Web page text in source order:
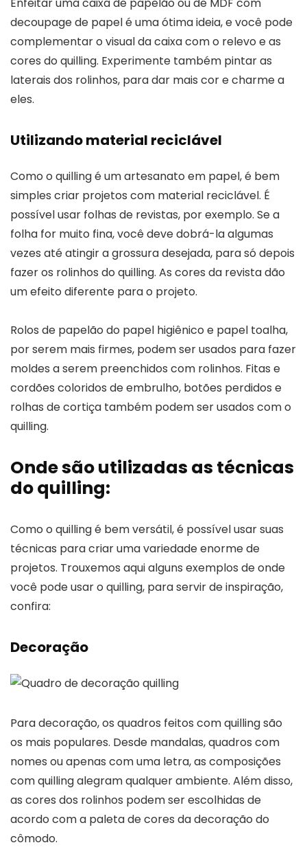
decoupage de papel é uma ótima ideia, e você pode
complementar o visual da caixa com o relevo e as
cores do quilling. Experimente também pintar as
laterais dos rolinhos, para dar mais cor e charme a
eles.
Utilizando material reciclável
Como o quilling é um artesanato em papel, é bem
simples criar projetos com material reciclável. É
possível usar folhas de revistas, por exemplo. Se a
folha for muito fina, você deve dobrá-la algumas
vezes até atingir a grossura desejada, para só depois
fazer os rolinhos do quilling. As cores da revista dão
um efeito diferente para o projeto.
Rolos de papelão do papel higiênico e papel toalha,
por serem mais firmes, podem ser usados para fazer
moldes a serem preenchidos com rolinhos. Fitas e
cordões coloridos de embrulho, botões perdidos e
rolhas de cortiça também podem ser usados com o
quilling.
Onde são utilizadas as técnicas
do quilling:
Como o quilling é bem versátil, é possível usar suas
técnicas para criar uma variedade enorme de
projetos. Trouxemos aqui alguns exemplos de onde
você pode usar o quilling, para servir de inspiração,
confira:
Decoração
Para decoração, os quadros feitos com quilling são
os mais populares. Desde mandalas, quadros com
nomes ou apenas com uma letra, as composições
com quilling alegram qualquer ambiente. Além disso,
as cores dos rolinhos podem ser escolhidas de
acordo com a paleta de cores da decoração do
cômodo.